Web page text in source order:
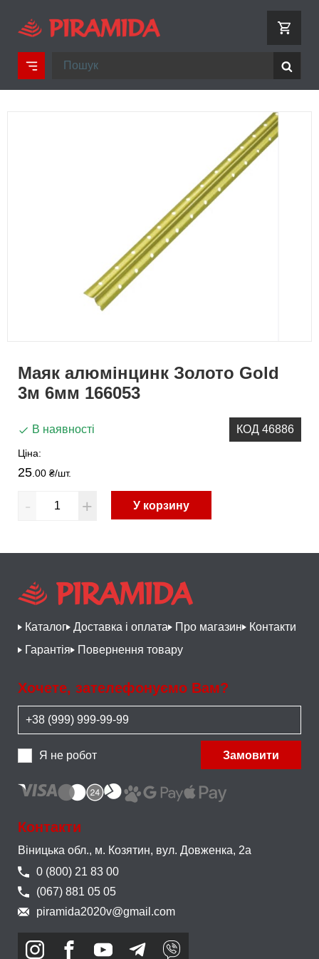
Маяк алюмінцинк Золото Gold
3м 6мм 166053
В наявності КОД 46886
Ціна:
25 .00 ₴/шт.
- + У корзину
Каталог Доставка і оплата Про магазин
Контакти
Гарантія
Повернення товару
Хочете, зателефонуємо Вам?
Я не робот Замовити
Контакти
Віницька обл., м. Козятин, вул. Довженка, 2а
0 (800) 21 83 00
(067) 881 05 05
piramida2020v@gmail.com